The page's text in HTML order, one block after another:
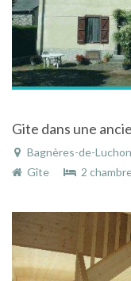
Bagnères-de-Luchon
Gîte
2